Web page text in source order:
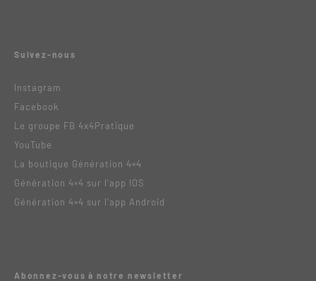
Suivez-nous
Instagram
Facebook
Le groupe FB 4x4Pratique
YouTube
La boutique Génération 4×4
Génération 4×4 sur l’app IOS
Génération 4×4 sur l’app Android
Abonnez-vous à notre newsletter